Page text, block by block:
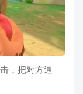
，把对方逼